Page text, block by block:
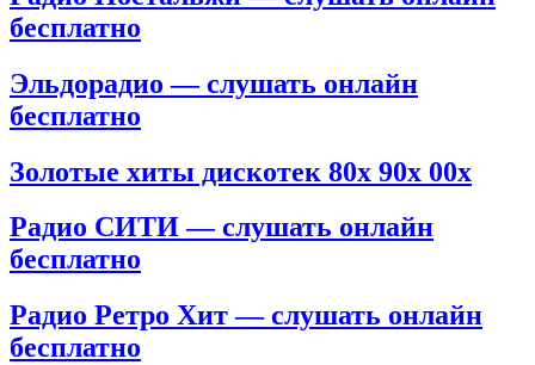
бесплатно
Эльдорадио — слушать онлайн
бесплатно
Золотые хиты дискотек 80х 90х 00х
Радио СИТИ — слушать онлайн
бесплатно
Радио Ретро Хит — слушать онлайн
бесплатно